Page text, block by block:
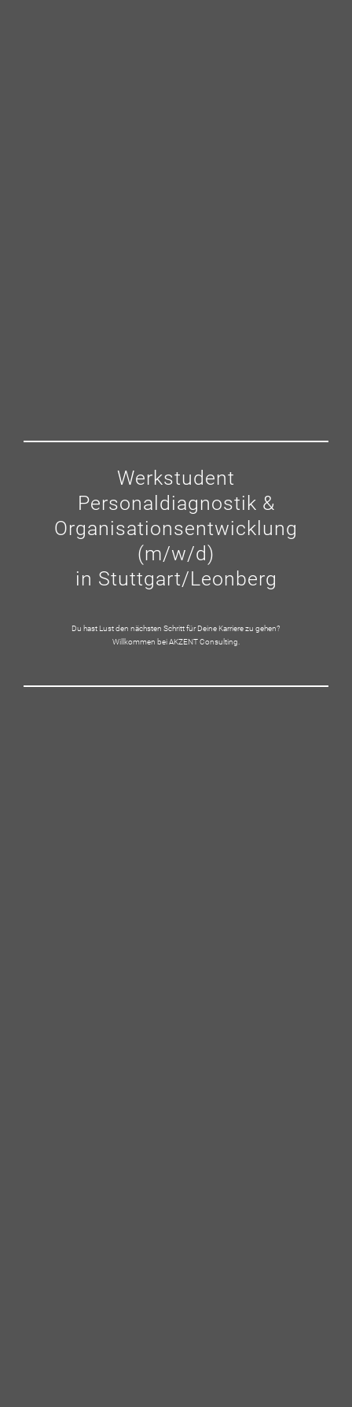
Werkstudent
Personaldiagnostik &
Organisationsentwicklung
(m/w/d)
in Stuttgart/Leonberg
Du hast Lust den nächsten Schritt für Deine Karriere zu gehen?
Willkommen bei AKZENT Consulting.